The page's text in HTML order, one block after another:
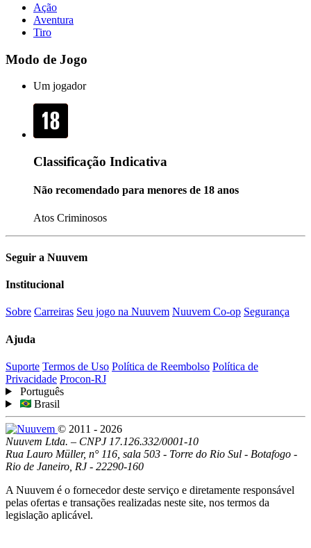
Ação
Aventura
Tiro
Modo de Jogo
Um jogador
Classificação Indicativa
Não recomendado para menores de 18 anos
Atos Criminosos
Seguir a Nuuvem
Institucional
Sobre Carreiras Seu jogo na Nuuvem Nuuvem Co-op Segurança
Ajuda
Suporte Termos de Uso Política de Reembolso Política de
Privacidade Procon-RJ
Português
Brasil
© 2011 - 2026
Nuuvem Ltda. – CNPJ 17.126.332/0001-10
Rua Lauro Müller, n° 116, sala 503 - Torre do Rio Sul - Botafogo -
Rio de Janeiro, RJ - 22290-160
A Nuuvem é o fornecedor deste serviço e diretamente responsável
pelas ofertas e transações realizadas neste site, nos termos da
legislação aplicável.